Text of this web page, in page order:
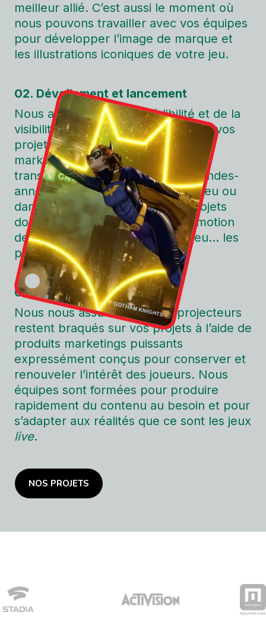
meilleur allié. C’est aussi le moment où
nous pouvons travailler avec vos équipes
pour développer l’image de marque et
les illustrations iconiques de votre jeu.
02. Dévoilement et lancement
Nous apportons de la crédibilité et de la
visibilité à cette étape charnière de vos
projets par l’entremise de produits
marketing frappant l’imaginaire et
transmettant un message clair: bandes-
annonces.
animationCG, dans le jeu ou
dans l’engin, mise en place de projets
documentaires, dévoilement en motion
design de la feuille de route du jeu… les
possibilités sont infinies.
03. Post-lancement et GaaS
Nous nous assurons que les projecteurs
restent braqués sur vos projets à l’aide de
produits marketings puissants
expressément conçus pour conserver et
renouveler l’intérêt des joueurs. Nous
équipes sont formées pour produire
rapidement du contenu au besoin et pour
s’adapter aux réalités que ce sont les jeux
live.
NOS PROJETS